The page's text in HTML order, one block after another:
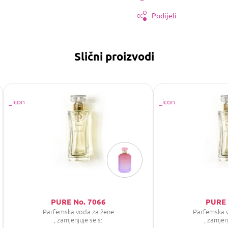
Podijeli
Slični proizvodi
PURE No. 7066
Parfemska voda za žene
, zamjenjuje se s:
Parfemska
,